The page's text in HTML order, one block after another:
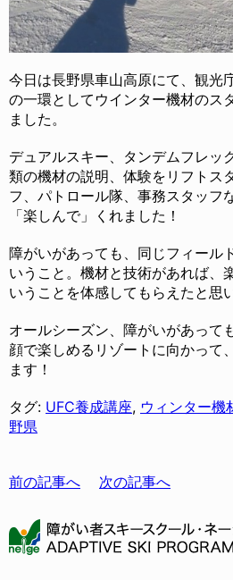
今日は長野県車山高原にて、観光
の一環としてウインター機材のス
ました。
デュアルスキー、タンデムフレッ
類の機材の説明、体験をリフトス
フ、パトロール隊、事務スタッフ
「楽しんで」くれました！
障がいがあっても、同じフィール
いうこと。機材と技術があれば、
いうことを体感してもらえたと思
オールシーズン、障がいがあって
顔で楽しめるリゾートに向かって
ます！
タグ: UFC養成講座, ウィンター機
野県
前の記事へ 次の記事へ